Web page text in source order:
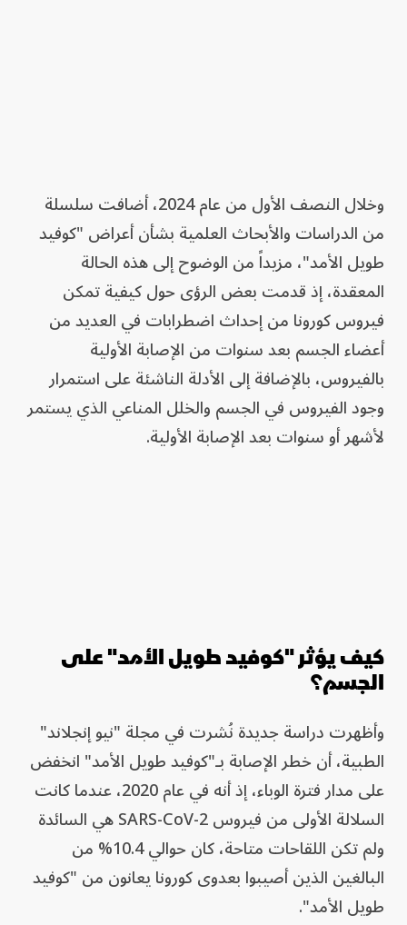
وخلال النصف الأول من عام 2024، أضافت سلسلة
من الدراسات والأبحاث العلمية بشأن أعراض "كوفيد
طويل الأمد"، مزيداً من الوضوح إلى هذه الحالة
المعقدة، إذ قدمت بعض الرؤى حول كيفية تمكن
فيروس كورونا من إحداث اضطرابات في العديد من
أعضاء الجسم بعد سنوات من الإصابة الأولية
بالفيروس، بالإضافة إلى الأدلة الناشئة على استمرار
وجود الفيروس في الجسم والخلل المناعي الذي يستمر
لأشهر أو سنوات بعد الإصابة الأولية.
كيف يؤثر "كوفيد طويل الأمد" على
الجسم؟
وأظهرت دراسة جديدة نُشرت في مجلة "نيو إنجلاند"
الطبية، أن خطر الإصابة بـ"كوفيد طويل الأمد" انخفض
على مدار فترة الوباء، إذ أنه في عام 2020، عندما كانت
السلالة الأولى من فيروس SARS-CoV-2 هي السائدة
ولم تكن اللقاحات متاحة، كان حوالي 10.4% من
البالغين الذين أصيبوا بعدوى كورونا يعانون من "كوفيد
طويل الأمد".